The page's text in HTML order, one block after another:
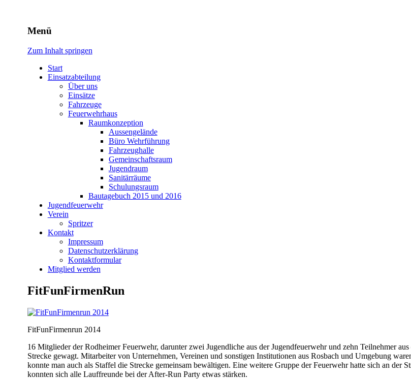
Freiwillige Feuerwehr Rodheim v.d.H.
Menü
Zum Inhalt springen
Start
Einsatzabteilung
Über uns
Einsätze
Fahrzeuge
Feuerwehrhaus
Raumkonzeption
Aussengelände
Büro Wehrführung
Fahrzeughalle
Gemeinschaftsraum
Jugendraum
Sanitärräume
Schulungsraum
Bautagebuch 2015 und 2016
Jugendfeuerwehr
Verein
Spritzer
Kontakt
Impressum
Datenschutzerklärung
Kontaktformular
Mitglied werden
FitFunFirmenRun
FitFunFirmenrun 2014
16 Mitglieder der Rodheimer Feuerwehr, darunter zwei Jugendliche aus der Jugendfeuerwehr und zehn Teilnehmer
Strecke gewagt. Mitarbeiter von Unternehmen, Vereinen und sonstigen Institutionen aus Rosbach und Umgebung
konnte man auch als Staffel die Strecke gemeinsam bewältigen. Eine weitere Gruppe der Feuerwehr hatte sich an der
konnten sich alle Lauffreunde bei der After-Run Party etwas stärken.